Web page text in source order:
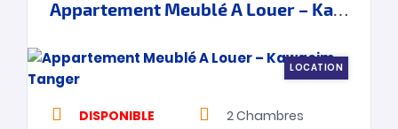
Appartement Meublé A Louer – Kawacim – Tanger
LOCATION
DISPONIBLE 2Chambres